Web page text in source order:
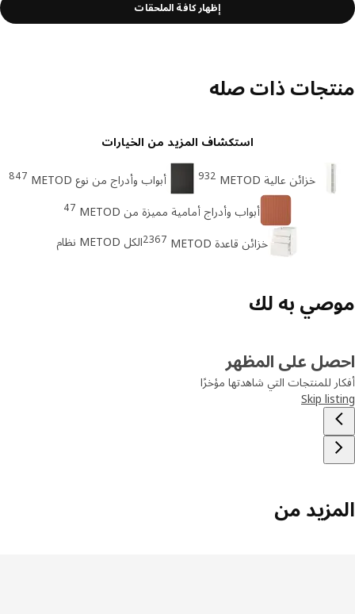
إظهار كافة الملحقات
ذات صله
استكشاف المزيد من الخيارات
خزائن عالية METOD 932 أبواب وأدراج من نوع METOD 847
أبواب وأدراج أمامية مميزة من METOD 47
خزائن قاعدة METOD 2367الكل METOD نظام
به لك
على المظهر
للمنتجات التي شاهدتها مؤخرًا
Skip
من